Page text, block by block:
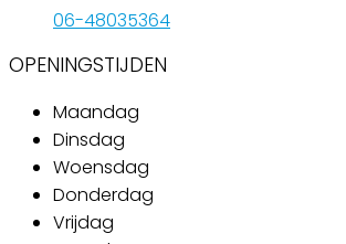
06-48035364
OPENINGSTIJDEN
Maandag
Dinsdag
Woensdag
Donderdag
Vrijdag